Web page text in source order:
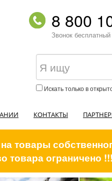
8 800
Звонок бесплатный
Искать только в
КОНТАКТЫ
товары
товара ограничено !!!